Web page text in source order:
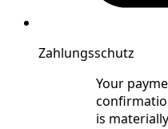
Zahlungsschutz
Your
is